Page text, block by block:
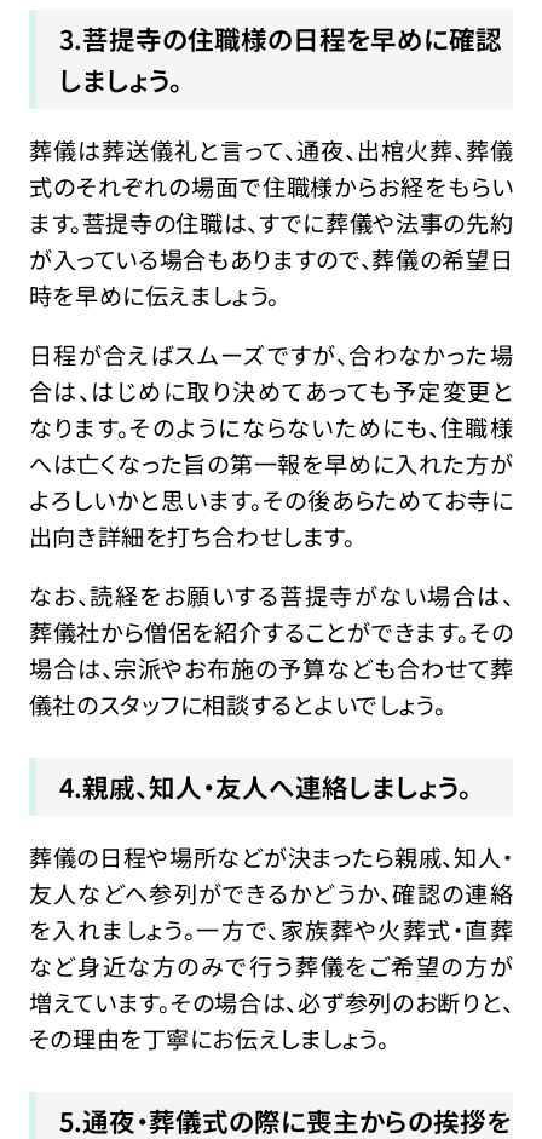
3.菩提寺の住職様の日程を早めに確認
しましょう。
葬儀は葬送儀礼と言って、通夜、出棺火葬、葬儀
式のそれぞれの場面で住職様からお経をもらい
ます。菩提寺の住職は、すでに葬儀や法事の先約
が入っている場合もありますので、葬儀の希望日
時を早めに伝えましょう。
日程が合えばスムーズですが、合わなかった場
合は、はじめに取り決めてあっても予定変更と
なります。そのようにならないためにも、住職様
へは亡くなった旨の第一報を早めに入れた方が
よろしいかと思います。その後あらためてお寺に
出向き詳細を打ち合わせします。
なお、読経をお願いする菩提寺がない場合は、
葬儀社から僧侶を紹介することができます。その
場合は、宗派やお布施の予算なども合わせて葬
儀社のスタッフに相談するとよいでしょう。
4.親戚、知人・友人へ連絡しましょう。
葬儀の日程や場所などが決まったら親戚、知人・
友人などへ参列ができるかどうか、確認の連絡
を入れましょう。一方で、家族葬や火葬式・直葬
など身近な方のみで行う葬儀をご希望の方が
増えています。その場合は、必ず参列のお断りと、
その理由を丁寧にお伝えしましょう。
5.通夜・葬儀式の際に喪主からの挨拶を